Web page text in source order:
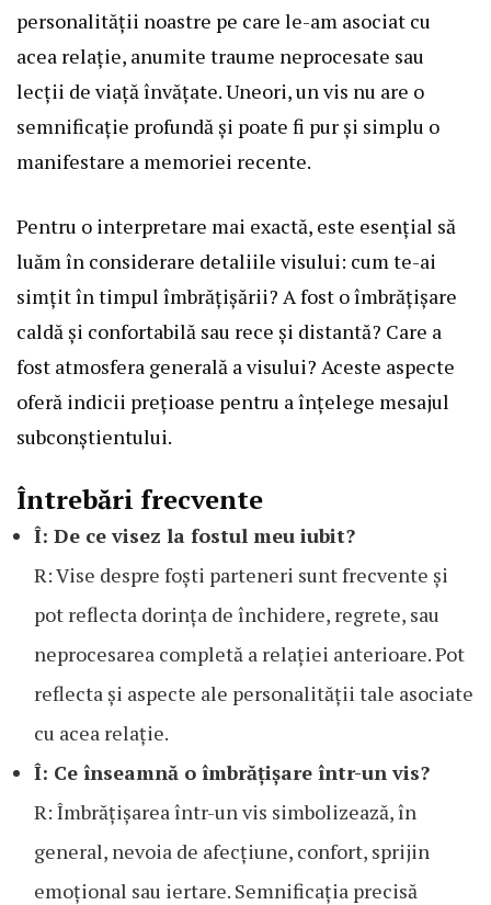
personalității noastre pe care le-am asociat cu
acea relație, anumite traume neprocesate sau
lecții de viață învățate. Uneori, un vis nu are o
semnificație profundă și poate fi pur și simplu o
manifestare a memoriei recente.
Pentru o interpretare mai exactă, este esențial să
luăm în considerare detaliile visului: cum te-ai
simțit în timpul îmbrățișării? A fost o îmbrățișare
caldă și confortabilă sau rece și distantă? Care a
fost atmosfera generală a visului? Aceste aspecte
oferă indicii prețioase pentru a înțelege mesajul
subconștientului.
Întrebări frecvente
Î: De ce visez la fostul meu iubit?
R: Vise despre foști parteneri sunt frecvente și
pot reflecta dorința de închidere, regrete, sau
neprocesarea completă a relației anterioare. Pot
reflecta și aspecte ale personalității tale asociate
cu acea relație.
Î: Ce înseamnă o îmbrățișare într-un vis?
R: Îmbrățișarea într-un vis simbolizează, în
general, nevoia de afecțiune, confort, sprijin
emoțional sau iertare. Semnificația precisă